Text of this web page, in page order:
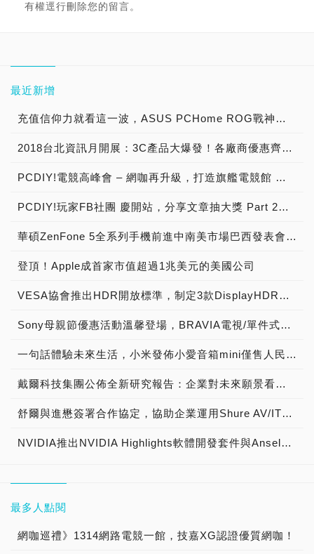
有權逕行刪除您的留言。
最近新增
充值信仰力就看這一波，ASUS PCHome ROG戰神祭典、電競周邊全面最低5折起
2018台北資訊月開展：3C產品大爆發！各廠商優惠齊放，展期好康活動不斷
PCDIY!電競高峰會 – 網咖再升級，打造旗艦電競館 →2018/11/21活動展開預告！
PCDIY!玩家FB社團 慶開站，分享文章抽大獎 Part 2【已結束】
華碩ZenFone 5全系列手機前進中南美市場巴西發表會盛大舉行，結合最大電信商Vivo及知名卡通漫畫製作公司Mauricio de Souza，打造在地化產品體驗與服務
登頂！Apple成首家市值超過1兆美元的美國公司
VESA協會推出HDR開放標準，制定3款DisplayHDR認證等級400、600、1000，搭配自我測試工具，推動產業進入下世代HDR新境界，現場直擊快報
Sony母親節優惠活動溫馨登場，BRAVIA電視/單件式環繞音響系列，期間限定買就送豐富好禮
一句話體驗未來生活，小米發佈小愛音箱mini僅售人民幣169元
戴爾科技集團公佈全新研究報告：企業對未來願景看法分歧，亞太與日本地區全球企業主管預測人機合作新時代與他們如何預先做好準備
舒爾與進懋簽署合作協定，協助企業運用Shure AV/IT音訊整合方案打造跨國會議系統
NVIDIA推出NVIDIA Highlights軟體開發套件與Ansel線上展示藝廊，並於GeForce Experience新增GIF檔存取功能
最多人點閱
網咖巡禮》1314網路電競一館，技嘉XG認證優質網咖！